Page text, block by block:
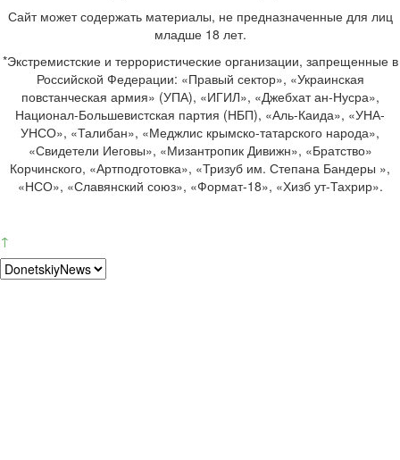
Сайт может содержать материалы, не предназначенные для лиц
младше 18 лет.
*Экстремистские и террористические организации, запрещенные в
Российской Федерации: «Правый сектор», «Украинская
повстанческая армия» (УПА), «ИГИЛ», «Джебхат ан-Нусра»,
Национал-Большевистская партия (НБП), «Аль-Каида», «УНА-
УНСО», «Талибан», «Меджлис крымско-татарского народа»,
«Свидетели Иеговы», «Мизантропик Дивижн», «Братство»
Корчинского, «Артподготовка», «Тризуб им. Степана Бандеры »,
«НСО», «Славянский союз», «Формат-18», «Хизб ут-Тахрир».
↑